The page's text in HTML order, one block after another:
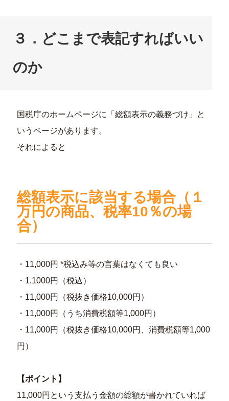
３．どこまで表記すればいい
のか
国税庁のホームページに「総額表示の義務づけ」と
いうページがあります。
それによると
総額表示に該当する場合（１
万円の商品、税率10％の場
合）
・11,000円 *税込み等の言葉はなくても良い
・1,1000円（税込）
・11,000円（税抜き価格10,000円）
・11,000円（うち消費税額等1,000円）
・11,000円（税抜き価格10,000円、消費税額等1,000
円）
【ポイント】
11,000円という支払う金額の総額が書かれていれば